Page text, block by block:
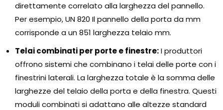
direttamente correlato alla larghezza del pannello.
Per esempio, UN 820 Il pannello della porta da mm
corrisponde a un 851 larghezza telaio mm.
Telai combinati per porte e finestre:I produttori
offrono sistemi che combinano i telai delle porte con i
finestrini laterali. La larghezza totale è la somma delle
larghezze del telaio della porta e della finestra. Questi
moduli combinati si adattano alle altezze standard